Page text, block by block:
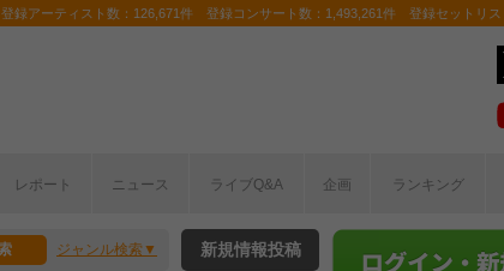
登録アーティスト数：126,671件 登録コンサート数：1,493,261件 登録セットリス
レポート ニュース ライブQ&A 企画 ランキング
ジャンル検索 新規情報投稿